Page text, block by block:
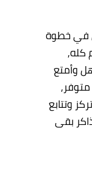
في خطوة
كله,
وأمتع
وتتابع
بقى